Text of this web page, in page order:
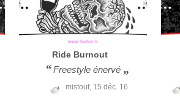
Ride Burnout
Freestyle énervé
mistouf, 15 déc. 16